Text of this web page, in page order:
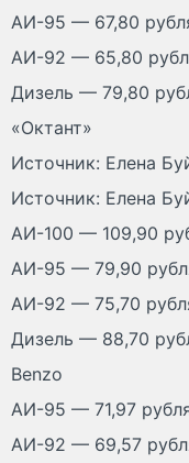
АИ-95 — 67,80
АИ-92 — 65,80
Дизель — 79,80
«Октант»
Источник: Елена
Источник: Елена
АИ-100 — 109,90
АИ-95 — 79,90
АИ-92 — 75,70
Дизель — 88,70
Benzo
АИ-95 — 71,97
АИ-92 — 69,57